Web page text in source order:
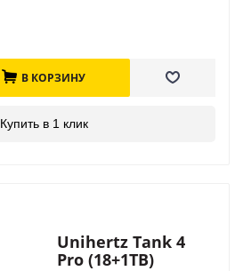
В КОРЗИНУ
Купить в 1 клик
Unihertz Tank 4
Pro (18+1TB)